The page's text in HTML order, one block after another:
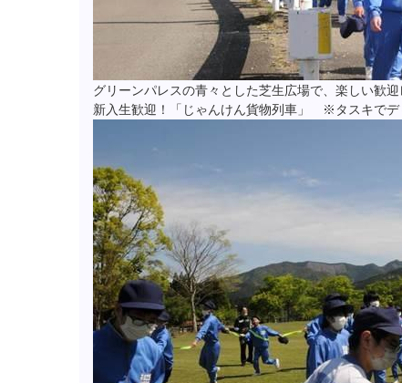
グリーンパレスの青々とした芝生広場で、楽しい歓迎
新入生歓迎！「じゃんけん貨物列車」 ※タスキでデ